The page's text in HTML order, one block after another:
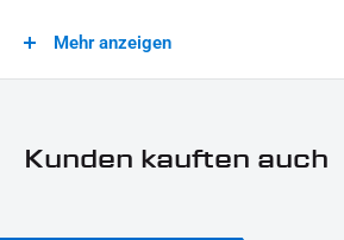
Zeitpunkt Ihrer
Mehr anzeigen
Kunden kauften auch